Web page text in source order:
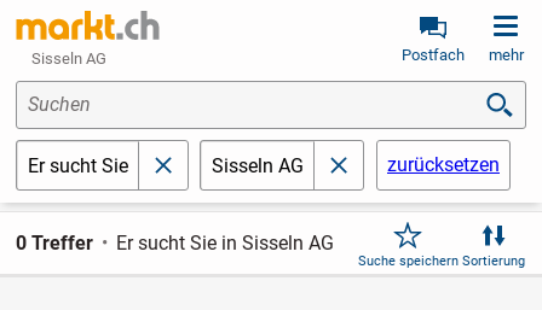
Sisseln AG Postfach mehr
Suchen
Er sucht Sie schließenSisseln AG schließenzurücksetzen
0 Treffer Er sucht Sie in Sisseln AG
Suche speichern Sortierung